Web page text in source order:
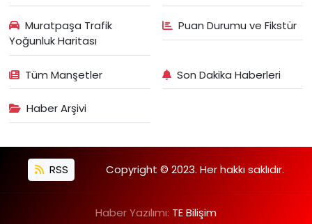
Muratpaşa Trafik
Yoğunluk Haritası
Puan Durumu ve Fikstür
Tüm Manşetler Son Dakika Haberleri
Haber Arşivi
RSS Copyright © 2023. Her hakkı saklıdır.
Haber Yazılımı: TE Bilişim